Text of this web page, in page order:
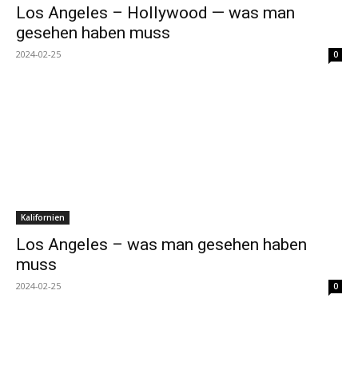
Los Angeles – Hollywood — was man
gesehen haben muss
2024-02-25 0
Kalifornien
Los Angeles – was man gesehen haben
muss
2024-02-25 0